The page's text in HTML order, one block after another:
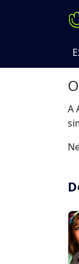
A